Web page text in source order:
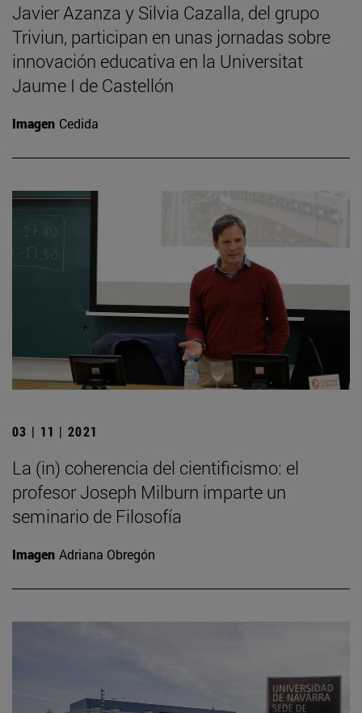
Javier Azanza y Silvia Cazalla, del grupo
Triviun, participan en unas jornadas sobre
innovación educativa en la Universitat
Jaume I de Castellón
Imagen Cedida
03 | 11 | 2021
La (in) coherencia del cientificismo: el
profesor Joseph Milburn imparte un
seminario de Filosofía
Imagen Adriana Obregón